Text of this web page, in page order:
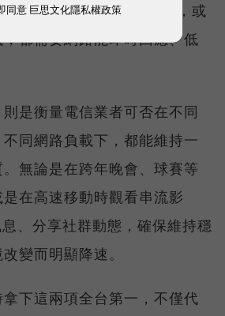
超商結帳掃描 QR Code，或
都需要網路能即時回應、低
是衡量電信業者可否在不同
同網路負載下，都能維持一
無論是在跨年晚會、球賽等
在高速移動時觀看串流影
、分享社群動態，確保維持穩
變而明顯降速。
下這兩項全台第一，不僅代
同意 巨思文化隱私權政策